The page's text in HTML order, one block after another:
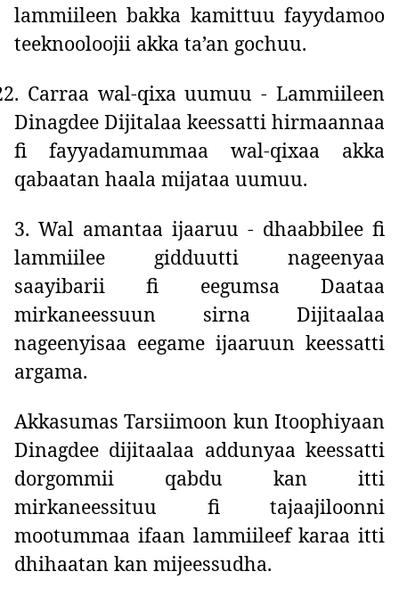
lammiileen bakka kamittuu fayydamoo
teeknooloojii akka ta’an gochuu.
Carraa wal-qixa uumuu - Lammiileen
Dinagdee Dijitalaa keessatti hirmaannaa
fi fayyadamummaa wal-qixaa akka
qabaatan haala mijataa uumuu.
3. Wal amantaa ijaaruu - dhaabbilee fi
lammiilee gidduutti nageenyaa
saayibarii fi eegumsa Daataa
mirkaneessuun sirna Dijitaalaa
nageenyisaa eegame ijaaruun keessatti
argama.
Akkasumas Tarsiimoon kun Itoophiyaan
Dinagdee dijitaalaa addunyaa keessatti
dorgommii qabdu kan itti
mirkaneessituu fi tajaajiloonni
mootummaa ifaan lammiileef karaa itti
dhihaatan kan mijeessudha.